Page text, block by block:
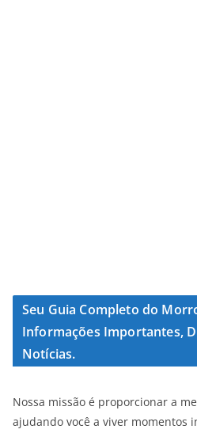
Seu Guia Completo do
Informações Importantes,
Notícias.
Nossa missão é proporcionar a
ajudando você a viver momentos